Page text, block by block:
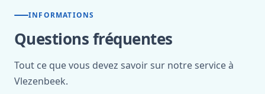
INFORMATIONS
Questions fréquentes
Tout ce que vous devez savoir sur notre service à
Vlezenbeek.